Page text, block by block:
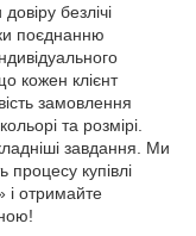
безлічі
поєднанню
кожен клієнт
замовлення
та розмірі.
завдання. Ми
процесу купівлі
і отримайте